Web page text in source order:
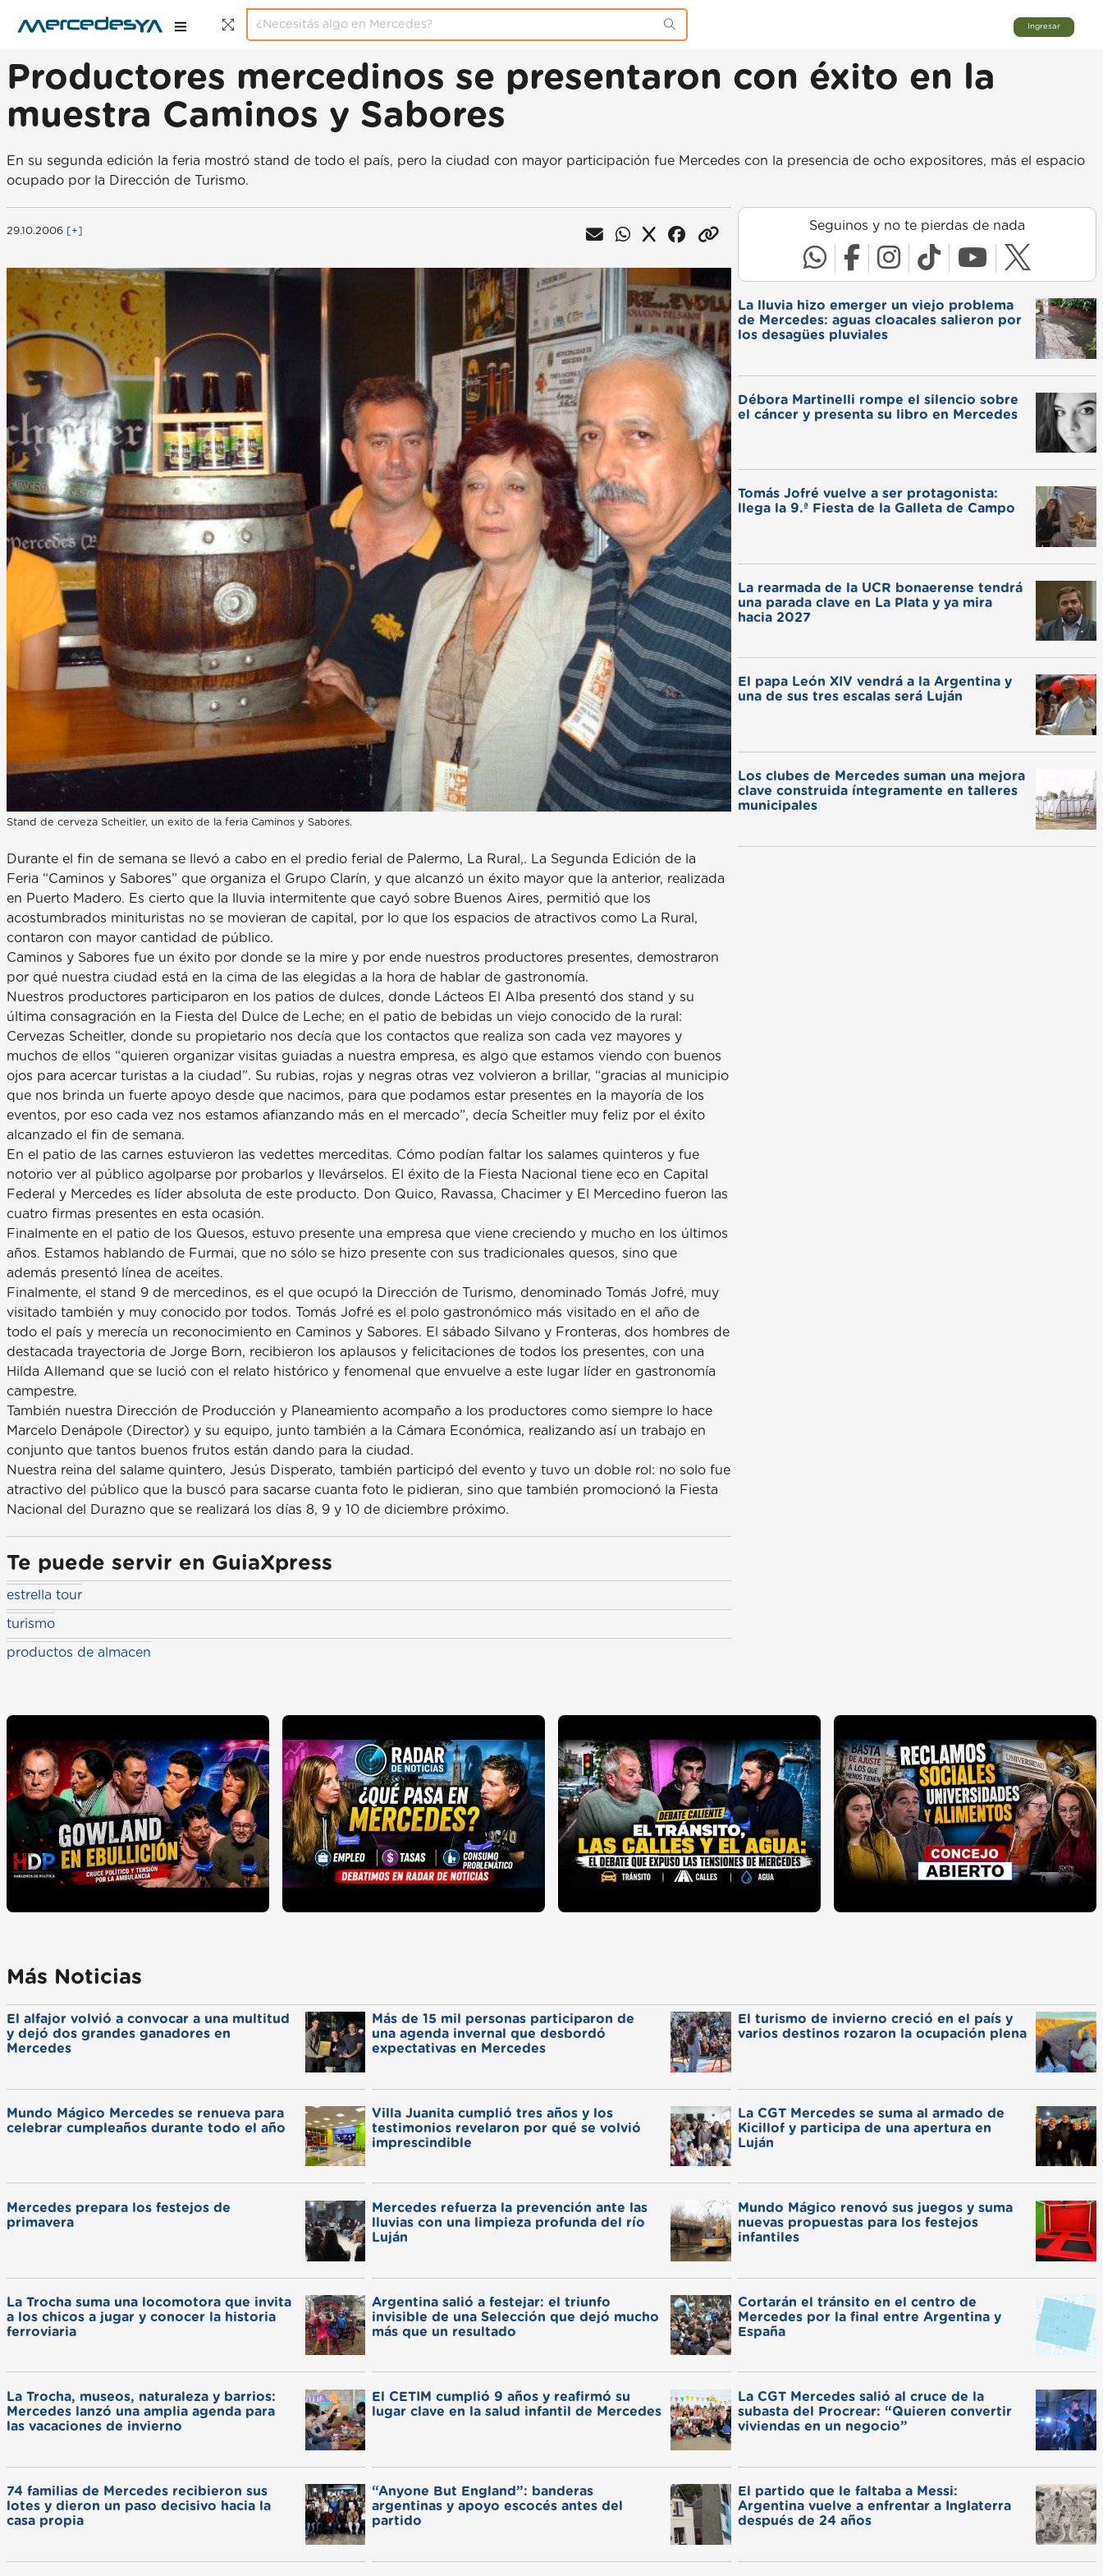
Ingresar
Productores mercedinos se presentaron con éxito en la
muestra Caminos y Sabores
En su segunda edición la feria mostró stand de todo el país, pero la ciudad con mayor participación fue Mercedes con la presencia de ocho expositores, más el espacio
ocupado por la Dirección de Turismo.
29.10.2006 [+]
Stand de cerveza Scheitler, un exito de la feria Caminos y Sabores.
Durante el fin de semana se llevó a cabo en el predio ferial de Palermo, La Rural,. La Segunda Edición de la
Feria “Caminos y Sabores” que organiza el Grupo Clarín, y que alcanzó un éxito mayor que la anterior, realizada
en Puerto Madero. Es cierto que la lluvia intermitente que cayó sobre Buenos Aires, permitió que los
acostumbrados minituristas no se movieran de capital, por lo que los espacios de atractivos como La Rural,
contaron con mayor cantidad de público.
Caminos y Sabores fue un éxito por donde se la mire y por ende nuestros productores presentes, demostraron
por qué nuestra ciudad está en la cima de las elegidas a la hora de hablar de gastronomía.
Nuestros productores participaron en los patios de dulces, donde Lácteos El Alba presentó dos stand y su
última consagración en la Fiesta del Dulce de Leche; en el patio de bebidas un viejo conocido de la rural:
Cervezas Scheitler, donde su propietario nos decía que los contactos que realiza son cada vez mayores y
muchos de ellos “quieren organizar visitas guiadas a nuestra empresa, es algo que estamos viendo con buenos
ojos para acercar turistas a la ciudad”. Su rubias, rojas y negras otras vez volvieron a brillar, “gracias al municipio
que nos brinda un fuerte apoyo desde que nacimos, para que podamos estar presentes en la mayoría de los
eventos, por eso cada vez nos estamos afianzando más en el mercado”, decía Scheitler muy feliz por el éxito
alcanzado el fin de semana.
En el patio de las carnes estuvieron las vedettes merceditas. Cómo podían faltar los salames quinteros y fue
notorio ver al público agolparse por probarlos y llevárselos. El éxito de la Fiesta Nacional tiene eco en Capital
Federal y Mercedes es líder absoluta de este producto. Don Quico, Ravassa, Chacimer y El Mercedino fueron las
cuatro firmas presentes en esta ocasión.
Finalmente en el patio de los Quesos, estuvo presente una empresa que viene creciendo y mucho en los últimos
años. Estamos hablando de Furmai, que no sólo se hizo presente con sus tradicionales quesos, sino que
además presentó línea de aceites.
Finalmente, el stand 9 de mercedinos, es el que ocupó la Dirección de Turismo, denominado Tomás Jofré, muy
visitado también y muy conocido por todos. Tomás Jofré es el polo gastronómico más visitado en el año de
todo el país y merecía un reconocimiento en Caminos y Sabores. El sábado Silvano y Fronteras, dos hombres de
destacada trayectoria de Jorge Born, recibieron los aplausos y felicitaciones de todos los presentes, con una
Hilda Allemand que se lució con el relato histórico y fenomenal que envuelve a este lugar líder en gastronomía
campestre.
También nuestra Dirección de Producción y Planeamiento acompaño a los productores como siempre lo hace
Marcelo Denápole (Director) y su equipo, junto también a la Cámara Económica, realizando así un trabajo en
conjunto que tantos buenos frutos están dando para la ciudad.
Nuestra reina del salame quintero, Jesús Disperato, también participó del evento y tuvo un doble rol: no solo fue
atractivo del público que la buscó para sacarse cuanta foto le pidieran, sino que también promocionó la Fiesta
Nacional del Durazno que se realizará los días 8, 9 y 10 de diciembre próximo.
Te puede servir en GuiaXpress
estrella tour
turismo
productos de almacen
Seguinos y no te pierdas de nada
La lluvia hizo emerger un viejo problema
de Mercedes: aguas cloacales salieron por
los desagües pluviales
Débora Martinelli rompe el silencio sobre
el cáncer y presenta su libro en Mercedes
Tomás Jofré vuelve a ser protagonista:
llega la 9.ª Fiesta de la Galleta de Campo
La rearmada de la UCR bonaerense tendrá
una parada clave en La Plata y ya mira
hacia 2027
El papa León XIV vendrá a la Argentina y
una de sus tres escalas será Luján
Los clubes de Mercedes suman una mejora
clave construida íntegramente en talleres
municipales
Más Noticias
El alfajor volvió a convocar a una multitud
y dejó dos grandes ganadores en
Mercedes
Más de 15 mil personas participaron de
una agenda invernal que desbordó
expectativas en Mercedes
El turismo de invierno creció en el país y
varios destinos rozaron la ocupación plena
Mundo Mágico Mercedes se renueva para
celebrar cumpleaños durante todo el año
Villa Juanita cumplió tres años y los
testimonios revelaron por qué se volvió
imprescindible
La CGT Mercedes se suma al armado de
Kicillof y participa de una apertura en
Luján
Mercedes prepara los festejos de
primavera
Mercedes refuerza la prevención ante las
lluvias con una limpieza profunda del río
Luján
Mundo Mágico renovó sus juegos y suma
nuevas propuestas para los festejos
infantiles
La Trocha suma una locomotora que invita
a los chicos a jugar y conocer la historia
ferroviaria
Argentina salió a festejar: el triunfo
invisible de una Selección que dejó mucho
más que un resultado
Cortarán el tránsito en el centro de
Mercedes por la final entre Argentina y
España
La Trocha, museos, naturaleza y barrios:
Mercedes lanzó una amplia agenda para
las vacaciones de invierno
El CETIM cumplió 9 años y reafirmó su
lugar clave en la salud infantil de Mercedes
La CGT Mercedes salió al cruce de la
subasta del Procrear: “Quieren convertir
viviendas en un negocio”
74 familias de Mercedes recibieron sus
lotes y dieron un paso decisivo hacia la
casa propia
“Anyone But England”: banderas
argentinas y apoyo escocés antes del
partido
El partido que le faltaba a Messi:
Argentina vuelve a enfrentar a Inglaterra
después de 24 años